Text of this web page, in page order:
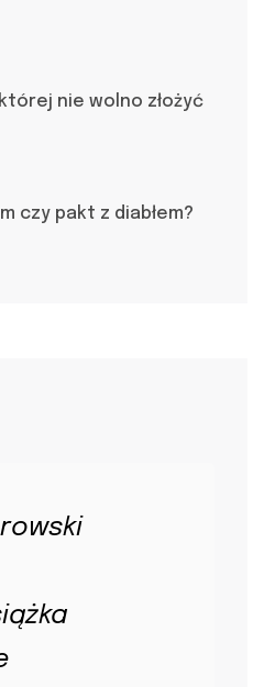
której nie wolno złożyć
czy pakt z diabłem?